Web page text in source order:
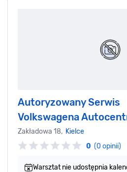
Autoryzowany Serwis
Volkswagena
Zakładowa 18, Kielce
0 (0 opinii)
Warsztat nie udostępnia